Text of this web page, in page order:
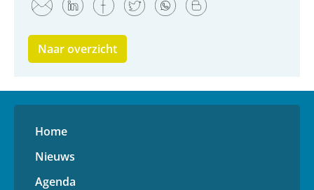
Naar overzicht
Home
Nieuws
Agenda